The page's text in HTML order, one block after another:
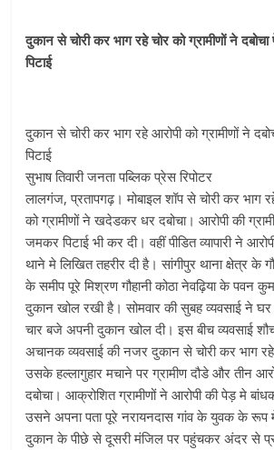
दुकान से चोरी कर भाग रहे चोर को ग्रामीणों ने
पिटाई
दुकान से चोरी कर भाग रहे आरोपी को ग्रामीणों ने
पिटाई
सुभाष तिवारी जनता पब्लिक प्रेस रिपोटर
लालगंज, प्रतापगढ़। मोबाइल शॉप से चोरी कर भाग
को ग्रामीणों ने खदेडकर धर दबोचा। आरोपी की
जमकर पिटाई भी कर दी। वहीं पीडित व्यापारी ने
थाने मे लिखित तहरीर दी है। सांगीपुर थाना क्षेत्र के
के समीप पूरे मिश्रण गौहानी कोठा नेवढ़िया के पवन
दुकान खोल रखी है। सोमवार की सुबह व्यवसाई ने
चार बजे अपनी दुकान खोल दी। इस बीच व्यवसाई
अचानक व्यवसाई की नजर दुकान से चोरी कर भाग रहे
उसके हल्लागुहार मचाने पर ग्रामीण दौडे और तीन
दबोचा। आक्रोशित ग्रामीणों ने आरोपी की पेड़ मे
उसने अपना पता पूरे नरायनदास गांव के युवक के रूप मे
दुकान के पीछे से दूसरी मंजिल पर पहुंचकर अंदर से